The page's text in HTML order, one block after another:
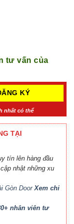
tư vấn của
nhất có thể
TẠI
tín lên hàng đầu
nhật những xu
Gòn DoorXem chi
nhân viên tư